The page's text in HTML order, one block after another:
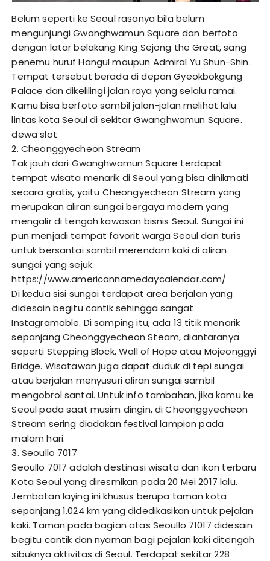
Belum seperti ke Seoul rasanya bila belum
mengunjungi Gwanghwamun Square dan berfoto
dengan latar belakang King Sejong the Great, sang
penemu huruf Hangul maupun Admiral Yu Shun-Shin.
Tempat tersebut berada di depan Gyeokbokgung
Palace dan dikelilingi jalan raya yang selalu ramai.
Kamu bisa berfoto sambil jalan-jalan melihat lalu
lintas kota Seoul di sekitar Gwanghwamun Square.
dewa slot
2. Cheonggyecheon Stream
Tak jauh dari Gwanghwamun Square terdapat
tempat wisata menarik di Seoul yang bisa dinikmati
secara gratis, yaitu Cheongyecheon Stream yang
merupakan aliran sungai bergaya modern yang
mengalir di tengah kawasan bisnis Seoul. Sungai ini
pun menjadi tempat favorit warga Seoul dan turis
untuk bersantai sambil merendam kaki di aliran
sungai yang sejuk.
https://www.americannamedaycalendar.com/
Di kedua sisi sungai terdapat area berjalan yang
didesain begitu cantik sehingga sangat
Instagramable. Di samping itu, ada 13 titik menarik
sepanjang Cheonggyecheon Steam, diantaranya
seperti Stepping Block, Wall of Hope atau Mojeonggyi
Bridge. Wisatawan juga dapat duduk di tepi sungai
atau berjalan menyusuri aliran sungai sambil
mengobrol santai. Untuk info tambahan, jika kamu ke
Seoul pada saat musim dingin, di Cheonggyecheon
Stream sering diadakan festival lampion pada
malam hari.
3. Seoullo 7017
Seoullo 7017 adalah destinasi wisata dan ikon terbaru
Kota Seoul yang diresmikan pada 20 Mei 2017 lalu.
Jembatan laying ini khusus berupa taman kota
sepanjang 1.024 km yang didedikasikan untuk pejalan
kaki. Taman pada bagian atas Seoullo 71017 didesain
begitu cantik dan nyaman bagi pejalan kaki ditengah
sibuknya aktivitas di Seoul. Terdapat sekitar 228